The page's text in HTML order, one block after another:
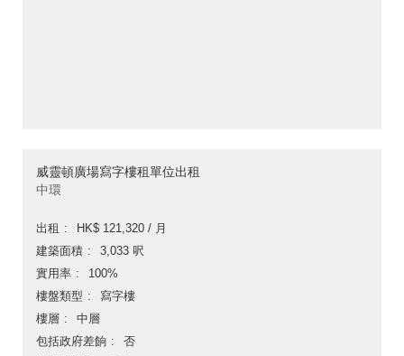
威靈頓廣場寫字樓租單位出租
中環
出租
HK$ 121,320 / 月
建築面積
3,033 呎
實用率
100%
樓盤類型
寫字樓
樓層
中層
包括政府差餉
否